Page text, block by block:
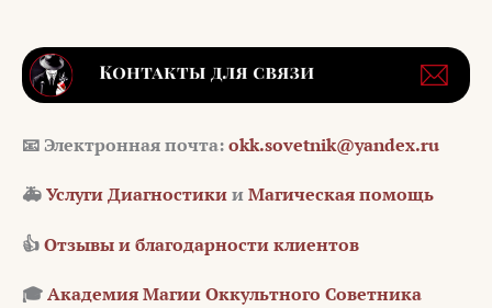
📧Электронная почта:okk.sovetnik@yandex.ru
🚑Услуги ДиагностикииМагическая помощь
👍Отзывы и благодарности клиентов
🎓Академия Магии Оккультного Советника